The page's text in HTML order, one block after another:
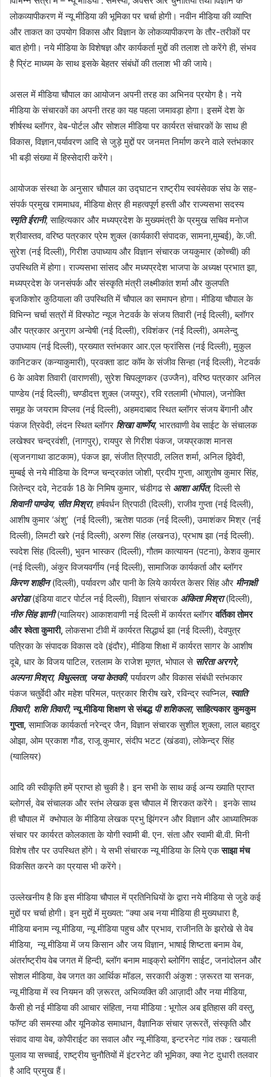
लोकव्यापीकरण में न्यू मीडिया की भूमिका पर चर्चा होगी। नवीन मीडिया की व्याप्ति
और ताकत का उपयोग विकास और विज्ञान के लोकव्यापीकरण के तौर-तरीकों पर
बात होगी। नये मीडिया के विशेषज्ञ और कार्यकर्ता मुद्दों की तलाश तो करेंगे ही, संभव
है प्रिंट माध्यम के साथ इसके बेहतर संबंधों की तलाश भी की जाये।
असल में मीडिया चौपाल का आयोजन अपनी तरह का अभिनव प्रयोग है। नये
मीडिया के संचारकों का अपनी तरह का यह पहला जमावड़ा होगा। इसमें देश के
शीर्षस्थ ब्लॉगर, वेब-पोर्टल और सोशल मीडिया पर कार्यरत संचारकों के साथ ही
विकास, विज्ञान,पर्यावरण आदि से जुड़े मुद्दों पर जनमत निर्माण करने वाले स्तंभकार
भी बड़ी संख्या में हिस्सेदारी करेंगे।
आयोजक संस्था के अनुसार चौपाल का उद्घाटन राष्ट्रीय स्वयंसेवक संघ के सह-
संपर्क प्रमुख राममाधव, मीडिया क्षेत्र ही महत्वपूर्ण हस्ती और राज्यसभा सदस्य
स्मृति ईरानी, साहित्यकार और मध्यप्रदेश के मुख्यमंत्री के प्रमुख सचिव मनोज
श्रीवास्तव, वरिष्ठ पत्रकार प्रेम शुक्ल (कार्यकारी संपादक, सामना,मुम्बई), के.जी.
सुरेश (नई दिल्ली), गिरीश उपाध्याय और विज्ञान संचारक जयकुमार (कोच्ची) की
उपस्थिति में होगा। राज्यसभा सांसद और मध्यप्रदेश भाजपा के अध्यक्ष प्रभात झा,
मध्यप्रदेश के जनसंपर्क और संस्कृति मंत्री लक्ष्मीकांत शर्मा और कुलपति
बृजकिशोर कुठियाला की उपस्थिति में चौपाल का समापन होगा। मीडिया चौपाल के
विभिन्न चर्चा सत्रों में विस्फोट न्यूज नेटवर्क के संजय तिवारी (नई दिल्ली), ब्लॉगर
और पत्रकार अनुराग अन्वेषी (नई दिल्ली), रविशंकर (नई दिल्ली), अमलेन्दु
उपाध्याय (नई दिल्ली), प्रख्यात स्तंभकार आर.एल फ्रांसिस (नई दिल्ली), मुकुल
कानिटकर (कन्याकुमारी), प्रवक्ता डाट कॉम के संजीव सिन्हा (नई दिल्ली), नेटवर्क
6 के आवेश तिवारी (वाराणसी), सुरेश चिपलूणकर (उज्जैन), वरिष्ठ पत्रकार अनिल
पाण्डेय (नई दिल्ली), चण्डीदत्त शुक्ल (जयपुर), रवि रतलामी (भोपाल), जनोक्ति
समूह के जयराम विप्लव (नई दिल्ली), अहमदाबाद स्थित ब्लॉगर संजय बेंगानी और
पंकज त्रिवेदी, लंदन स्थित ब्लॉगर शिखा वार्ष्णेय, भारतवाणी वेब साईट के संचालक
लखेश्वर चन्द्रवंशी, (नागपुर्), रायपुर से गिरीश पंकज, जयप्रकाश मानस
(सृजनगाथा डाटकाम), पंकज झा, संजीत त्रिपाठी, ललित शर्मा, अनिल द्विवेदी,
मुम्बई से नये मीडिया के दिग्ग्ज चन्द्रकांत जोशी, प्रदीप गुप्ता, आशुतोष कुमार सिंह,
जितेन्द्र दवे, नेटवर्क 18 के निमिष कुमार, चंडीगढ से आशा अर्पित, दिल्ली से
शिवानी पाण्डेय, सीत मिश्रा, हर्षवर्धन त्रिपाठी (दिल्ली), राजीव गुप्ता (नई दिल्ली),
आशीष कुमार ‘अंशु’ (नई दिल्ली), ऋतेश पाठक (नई दिल्ली), उमाशंकर मिश्र (नई
दिल्ली), लिमटी खरे (नई दिल्‍ली), अरुण सिंह (लखनउ), प्रभाष झा (नई दिल्ली).
स्वदेश सिंह (दिल्ली), भुवन भास्कर (दिल्ली), गौतम कात्यायन (पटना), केशव कुमार
(नई दिल्ली), अंकुर विजयवर्गीय (नई दिल्ली), सामाजिक कार्यकर्ता और ब्लॉगर
किरण शाहीन(दिल्ली), पर्यावरण और पानी के लिये कार्यरत केसर सिंह और मीनाक्षी
अरोडा(इंडिया वाटर पोर्टल नई दिल्ली), विज्ञान संचारक अंकिता मिश्रा(दिल्ली),
नीरु सिंह ज्ञानी(ग्वालियर) आकाशवाणी नई दिल्ली में कार्यरत ब्लॉगरवर्तिका तोमर
और श्वेता कुमारी,लोकसभा टीवी में कार्यरत सिद्धार्थ झा (नई दिल्ली), देवपुत्र
पत्रिका के संपादक विकास दवे (इंदौर), मीडिया शिक्षा में कार्यरत सागर के आशीष
दूबे, धार के विजय पाटिल, रतलाम के राजेश मूणत, भोपाल से सरिता अरगरे,
अल्पना मिश्रा, विधुल्लता, जया केतकी, पर्यावरण और विकास संबंधी स्तंभकार
पंकज चतुर्वेदी और महेश परिमल, पत्रकार शिरीष खरे, रविन्द्र स्वप्निल, स्वाति
तिवारी, शशि तिवारी, न्यू मीडिया शिक्षण से संबद्धपी शशिकला, साहित्यकार कुमकुम
गुप्ता,सामाजिक कार्यकर्ता नरेन्द्र जैन, विज्ञान संचारक सुशील शुक्ला, लाल बहादुर
ओझा, ओम प्रकाश गौड, राजू कुमार, संदीप भटट (खंडवा), लोकेन्द्र सिंह
(ग्वालियर)
आदि की स्वीकृति हमें प्राप्त हो चुकी है। इन सभी के साथ कई अन्य ख्याति प्राप्त
ब्लोगर्स, वेब संचालक और स्तंभ लेखक इस चौपाल में शिरकत करेंगे। इनके साथ
ही चौपाल में क्भोपाल के मीडिया लेखक प्रभु झिंगरन और विज्ञान और आध्यातिमक
संचार पर कार्यरत कोलकाता के योगी स्वामी बी. एन. संता और स्वामी बी.वी. मिनी
विशेष तौर पर उपस्थित होंगे। ये सभी संचारक न्यू मीडिया के लिये एकसाझा मंच
विकसित करने का प्रयास भी करेंगे।
उल्लेखनीय है कि इस मीडिया चौपाल में प्रतिनिधियों के द्वारा नये मीडिया से जुडे कई
मुद्दों पर चर्चा होगी। इन मुद्दों में मुख्यत: “क्या अब नया मीडिया ही मुख्यधारा है,
मीडिया बनाम न्यू मीडिया, न्यू मीडिया पहुच और प्रभाव, राजीनति के झरोखे से वेब
मीडिया, न्यू मीडिया में जय किसान और जय विज्ञान, भाषाई शिष्टता बनाम वेब,
अंतर्राष्ट्रीय वेब जगत में हिन्दी, ब्लॉग बनाम माइक्रो ब्लोगिंग साईट, जनांदोलन और
सोशल मीडिया, वेब जगत का आर्थिक मॉडल, सरकारी अंकुश : ज़रूरत या सनक,
न्यू मीडिया में स्व नियमन की ज़रूरत, अभिव्यक्ति की आज़ादी और नया मीडिया,
कैसी हो नई मीडिया की आचार संहिता, नया मीडिया : भूगोल अब इतिहास की वस्तु,
फॉण्ट की समस्या और यूनिकोड समाधान, वैज्ञानिक संचार ज़रूरतें, संस्कृति और
संवाद वाया वेब, कोपीराईट का सवाल और न्यू मीडिया, इन्टरनेट गांव तक : खयाली
पुलाव या सच्चाई, राष्ट्रीय चुनौतियों में इंटरनेट की भूमिका, क्या नेट दुधारी तलवार
है आदि प्रमुख हैं।